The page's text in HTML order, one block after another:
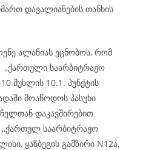
დავალიანების თანხის
ალანიას ეცნობოს, რომ
,,ქართული საარბიტრაჟო
მუხლის 10.1. პუნქტის
მოაწოდოს პასუხი
დაკავშირებით
,,ქართულ საარბიტრაჟო
ყაზბეგის გამზირი N12ა,